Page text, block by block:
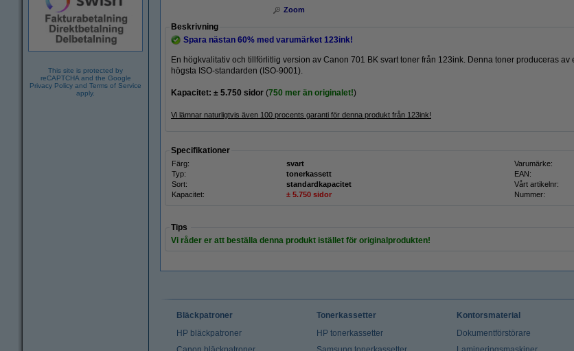
This site is protected by
reCAPTCHA and the Google
Privacy Policy and Terms of Service
apply.
Zoom
Beskrivning
Spara nästan 60% med varumärket 123ink!
En högkvalitativ och tillförlitlig version av Canon 701 BK svart toner från 123ink. Denna toner produceras
högsta ISO-standarden (ISO-9001).
Kapacitet: ± 5.750 sidor (750 mer än originalet!)
Vi lämnar naturligtvis även 100 procents garanti för denna produkt från 123ink!
Specifikationer
Färg: svart Varumärke:
Typ:
tonerkassett EAN:
Sort:
standardkapacitet Vårt artikelnr:
Kapacitet:
± 5.750 sidor Nummer:
Tips
Vi råder er att beställa denna produkt istället för originalprodukten!
Bläckpatroner
HP bläckpatroner
Tonerkassetter
HP tonerkassetter
Kontorsmaterial
Dokumentförstörare